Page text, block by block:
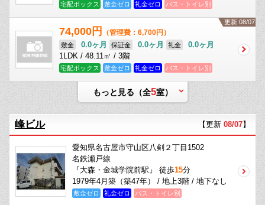
宅配ボックス 敷金ゼロ 礼金ゼロ バス・トイレ別
更新 08/07
74,000円 （管理費：6,700円）
敷金 0.0ヶ月 保証金 0.0ヶ月 礼金
0.0ヶ月
1LDK / 48.11㎡ / 3階
宅配ボックス 敷金ゼロ 礼金ゼロ バス・トイレ別
もっと見る（全5室）
峰ビル 【更新 08/07】
愛知県名古屋市守山区八剣２丁目1502
名鉄瀬戸線
『大森・金城学院前駅』 徒歩15分
1979年4月築（築47年） / 地上3階 / 地下なし
敷金ゼロ 礼金ゼロ バス・トイレ別